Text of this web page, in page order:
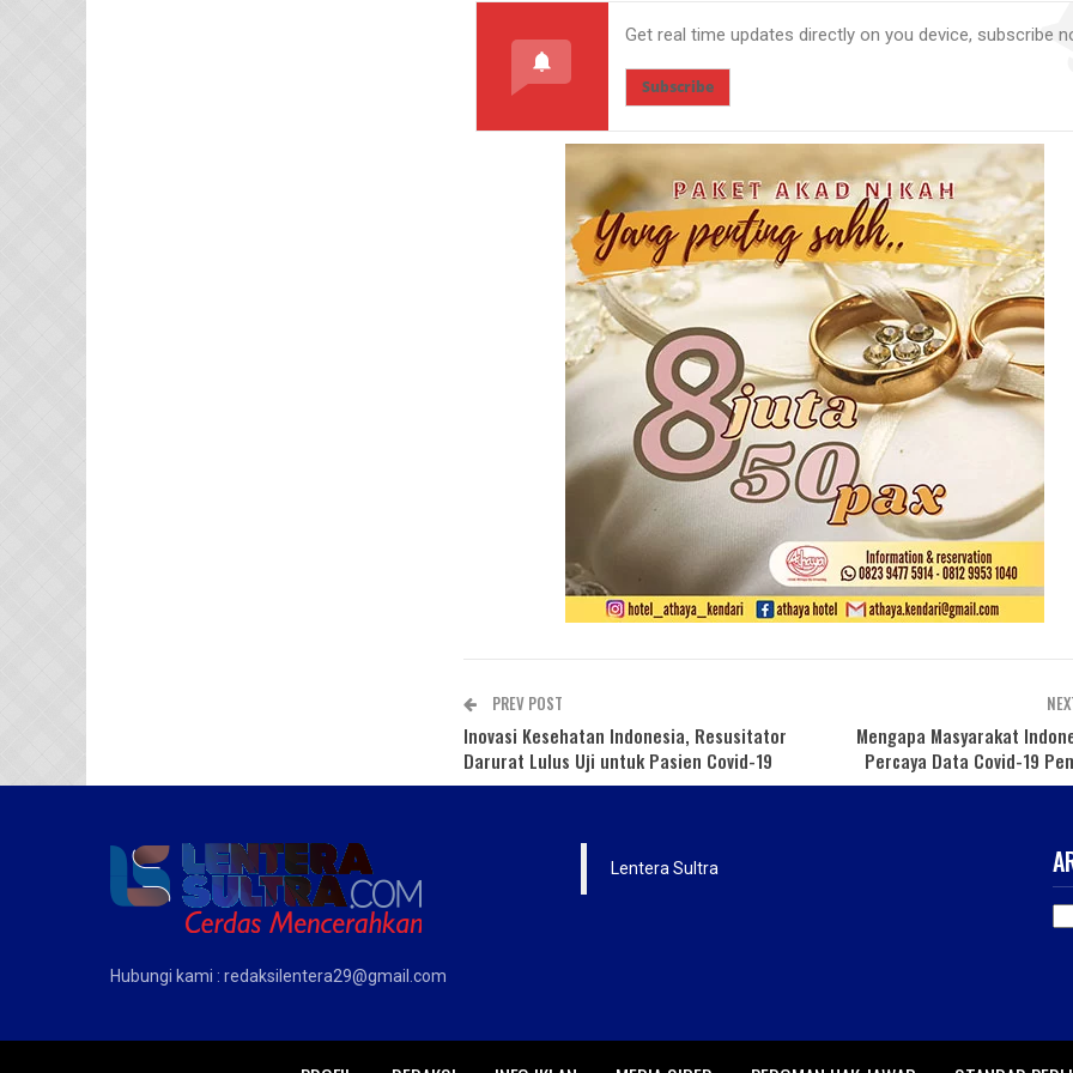
Get real time updates directly on you device, subscribe
Subscribe
PREV POST
Inovasi Kesehatan Indonesia, Resusitator
Darurat Lulus Uji untuk Pasien Covid-19
Mengapa Masyarakat
Percaya Data Covid-19
Hubungi kami : redaksilentera29@gmail.com
Lentera Sultra